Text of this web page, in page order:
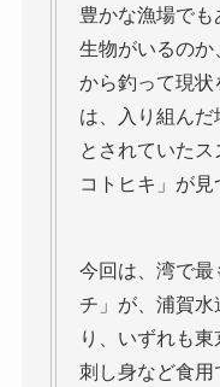
豊かな漁場で
生物がいるの
から釣って現
は、入り組ん
とされていた
コトヒキ」が見
今回は、湾で
チ」が、浦賀
り、いずれも
刺し身など食